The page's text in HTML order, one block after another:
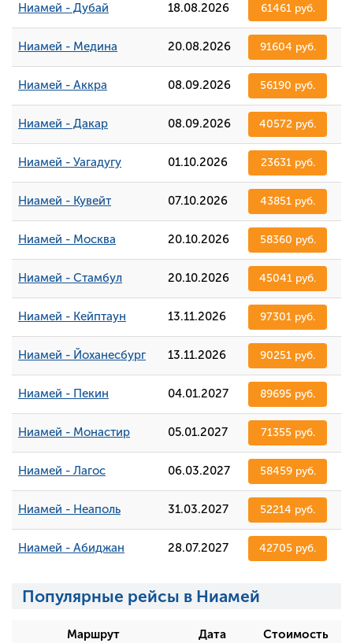
Ниамей - Дубай 18.08.2026 61461 руб.
Ниамей - Медина 20.08.2026 91604 руб.
Ниамей - Аккра 08.09.2026 56190 руб.
Ниамей - Дакар 08.09.2026 40572 руб.
Ниамей - Уагадугу 01.10.2026 23631 руб.
Ниамей - Кувейт 07.10.2026 43851 руб.
Ниамей - Москва 20.10.2026 58360 руб.
Ниамей - Стамбул 20.10.2026 45041 руб.
Ниамей - Кейптаун 13.11.2026 97301 руб.
Ниамей - Йоханесбург 13.11.2026 90251 руб.
Ниамей - Пекин 04.01.2027 89695 руб.
Ниамей - Монастир 05.01.2027 71355 руб.
Ниамей - Лагос 06.03.2027 58459 руб.
Ниамей - Неаполь 31.03.2027 52214 руб.
Ниамей - Абиджан 28.07.2027 42705 руб.
Популярные рейсы в Ниамей
Маршрут Дата Стоимость